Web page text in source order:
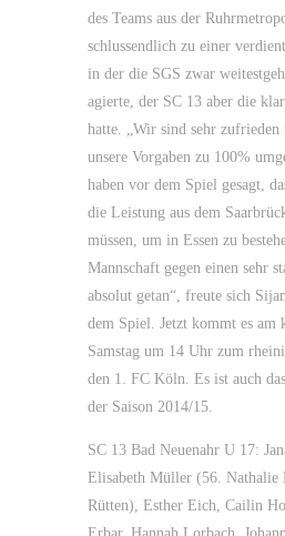
des Teams aus der
schlussendlich zu einer
in der die SGS zwar
agierte, der SC 13 aber die
hatte. „Wir sind sehr
unsere Vorgaben zu 100%
haben vor dem Spiel gesagt,
die Leistung aus dem
müssen, um in Essen zu
Mannschaft gegen einen sehr
absolut getan“, freute sich
dem Spiel. Jetzt kommt es am
Samstag um 14 Uhr zum
den 1. FC Köln. Es ist auch
der Saison 2014/15.
SC 13 Bad Neuenahr U 17:
Elisabeth Müller (56. Nathalie
Rütten), Esther Eich, Cailin